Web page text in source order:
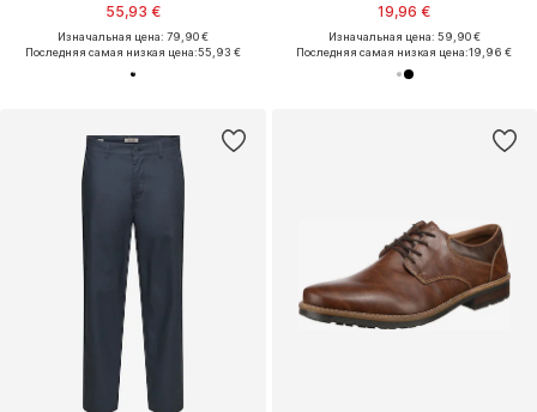
55,93 €
Изначальная цена: 79,90 €
Последняя самая низкая цена:55,93 €
19,96 €
Изначальная цена: 59,90 €
Последняя самая низкая цена:19,96 €